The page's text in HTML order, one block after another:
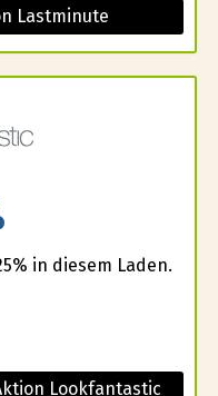
Lastminute
in diesem Laden.
Lookfantastic